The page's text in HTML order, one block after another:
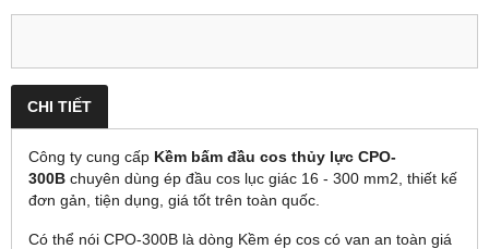
CHI TIẾT
Công ty cung cấp Kềm bấm đầu cos thủy lực CPO-
300B chuyên dùng ép đầu cos lục giác 16 - 300 mm2, thiết kế
đơn gản, tiện dụng, giá tốt trên toàn quốc.
Có thể nói CPO-300B là dòng Kềm ép cos có van an toàn giá